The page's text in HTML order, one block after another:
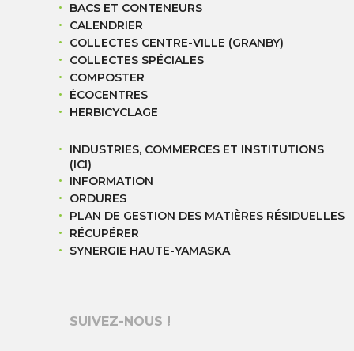
BACS ET CONTENEURS
CALENDRIER
COLLECTES CENTRE-VILLE (GRANBY)
COLLECTES SPÉCIALES
COMPOSTER
ÉCOCENTRES
HERBICYCLAGE
INDUSTRIES, COMMERCES ET INSTITUTIONS
(ICI)
INFORMATION
ORDURES
PLAN DE GESTION DES MATIÈRES RÉSIDUELLES
RÉCUPÉRER
SYNERGIE HAUTE-YAMASKA
SUIVEZ-NOUS !